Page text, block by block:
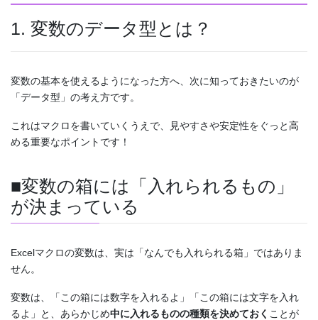
1. 変数のデータ型とは？
変数の基本を使えるようになった方へ、次に知っておきたいのが
「データ型」の考え方です。
これはマクロを書いていくうえで、見やすさや安定性をぐっと高
める重要なポイントです！
■変数の箱には「入れられるもの」
が決まっている
Excelマクロの変数は、実は「なんでも入れられる箱」ではありま
せん。
変数は、「この箱には数字を入れるよ」「この箱には文字を入れ
るよ」と、あらかじめ中に入れるものの種類を決めておく ことが